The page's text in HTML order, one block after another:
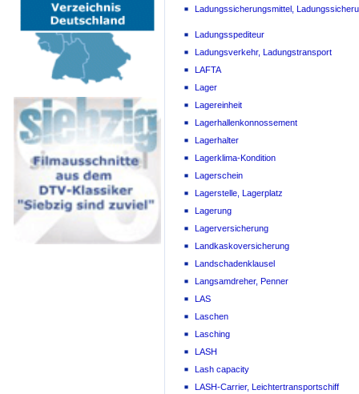
Ladungssicherungsmittel,
Ladungsspediteur
Ladungsverkehr, Ladungstransport
LAFTA
Lager
Lagereinheit
Lagerhallenkonnossement
Lagerhalter
Lagerklima-Kondition
Lagerschein
Lagerstelle, Lagerplatz
Lagerung
Lagerversicherung
Landkaskoversicherung
Landschadenklausel
Langsamdreher, Penner
LAS
Laschen
Lasching
LASH
Lash capacity
LASH-Carrier, Leichtertransportschiff